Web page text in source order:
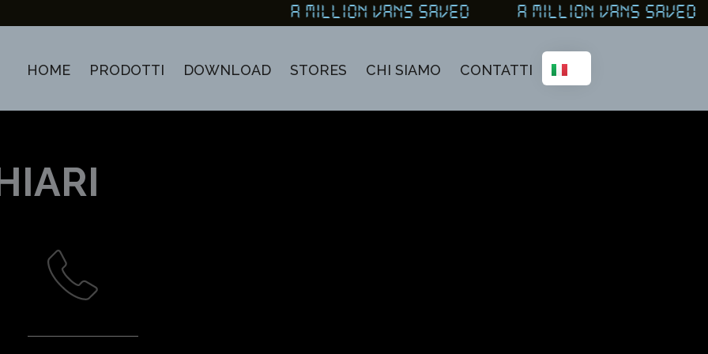
A MILLION VANS SAVED A MILLION VANS
HOME PRODOTTI DOWNLOAD STORES CHI SIAMO CONTATTI